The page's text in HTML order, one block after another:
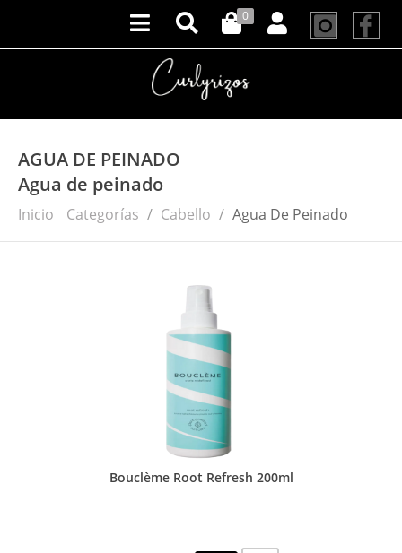
0
AGUA DE PEINADO
Agua de peinado
Inicio Categorías Cabello Agua De Peinado
Bouclème Root Refresh 200ml